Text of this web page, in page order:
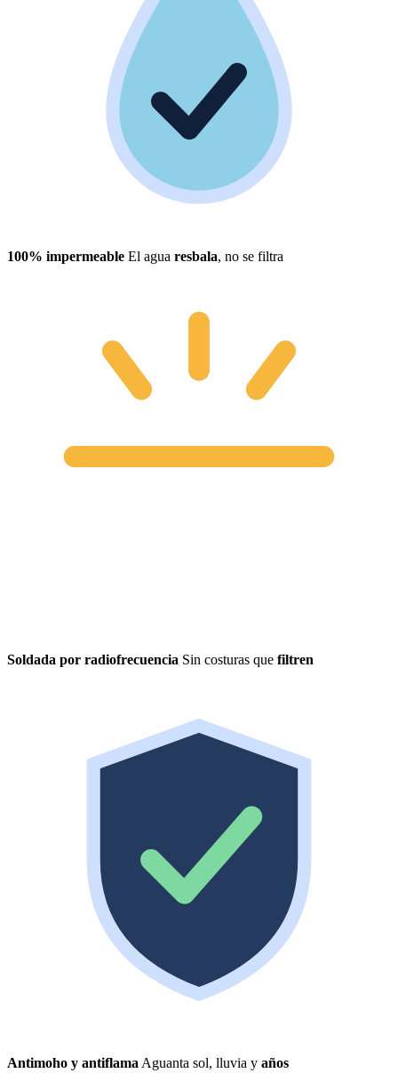
100% impermeable El agua resbala, no se filtra
Soldada por radiofrecuencia Sin costuras que filtren
Antimoho y antiflama Aguanta sol, lluvia y años